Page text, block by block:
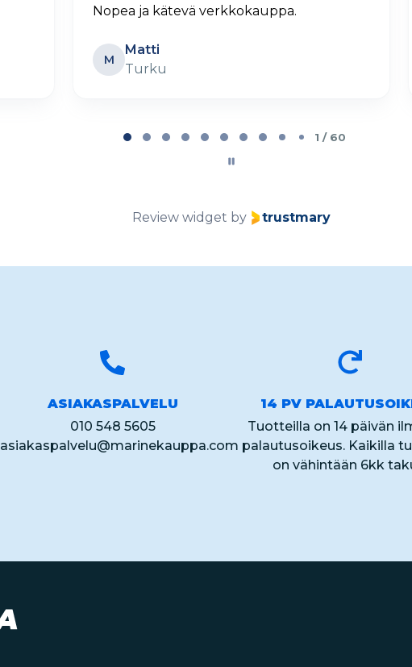
Selkeä ja helppo tilaus
PL
Petteri Lehtovaara
Parainen
2 / 60
Review widget by trustmary
ASIAKASPALVELU
010 548 5605
asiakaspalvelu@marinekauppa.com
14 PV
Tuotteilla on 14 päivän
palautusoikeus. Kaikilla
on vähintään 6kk